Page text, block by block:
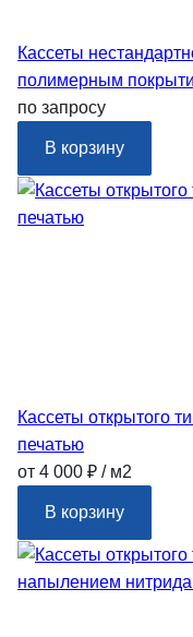
Кассеты
полимерным
по запросу
В корзину
Кассеты открытого
печатью
от 4 000 ₽ / м2
В корзину